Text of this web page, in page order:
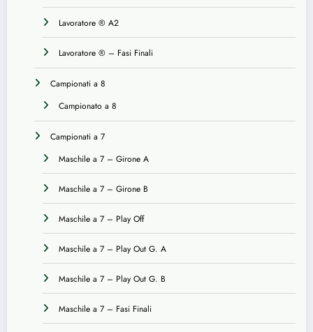
Lavoratore ® A2
Lavoratore ® – Fasi Finali
Campionati a 8
Campionato a 8
Campionati a 7
Maschile a 7 – Girone A
Maschile a 7 – Girone B
Maschile a 7 – Play Off
Maschile a 7 – Play Out G. A
Maschile a 7 – Play Out G. B
Maschile a 7 – Fasi Finali